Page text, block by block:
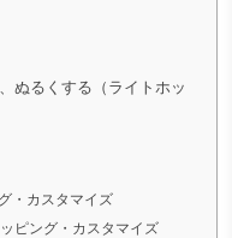
ぬるくする（ライトホッ
・カスタマイズ
ピング・カスタマイズ